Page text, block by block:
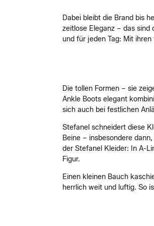
Dabei bleibt die Brand bis
zeitlose Eleganz – das
und für jeden Tag: Mit
Die tollen Formen – sie
Ankle Boots elegant
sich auch bei festlichen
Stefanel schneidert diese
Beine – insbesondere
der Stefanel Kleider: In A-
Figur.
Einen kleinen Bauch
herrlich weit und luftig. So